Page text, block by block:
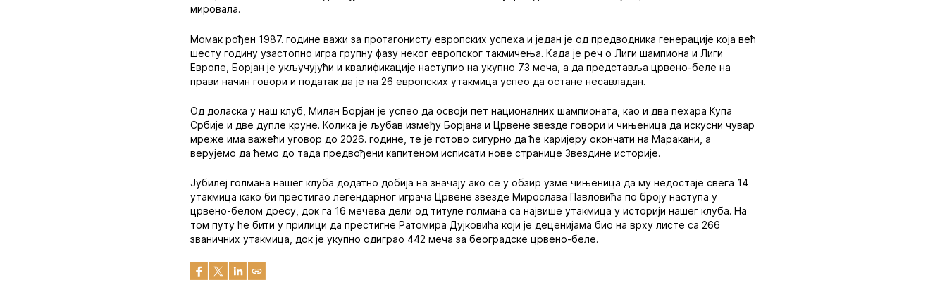
мировала.
Момак рођен 1987. године важи за протагонисту европских успеха и један је од предводника генерације која већ
шесту годину узастопно игра групну фазу неког европског такмичења. Када је реч о Лиги шампиона и Лиги
Европе, Борјан је укључујући и квалификације наступио на укупно 73 меча, а да представља црвено-беле на
прави начин говори и податак да је на 26 европских утакмица успео да остане несавладан.
Од доласка у наш клуб, Милан Борјан је успео да освоји пет националних шампионата, као и два пехара Купа
Србије и две дупле круне. Колика је љубав између Борјана и Црвене звезде говори и чињеница да искусни чувар
мреже има важећи уговор до 2026. године, те је готово сигурно да ће каријеру окончати на Маракани, а
верујемо да ћемо до тада предвођени капитеном исписати нове странице Звездине историје.
Јубилеј голмана нашег клуба додатно добија на значају ако се у обзир узме чињеница да му недостаје свега 14
утакмица како би престигао легендарног играча Црвене звезде Мирослава Павловића по броју наступа у
црвено-белом дресу, док га 16 мечева дели од титуле голмана са највише утакмица у историји нашег клуба. На
том путу ће бити у прилици да престигне Ратомира Дујковића који је деценијама био на врху листе са 266
званичних утакмица, док је укупно одиграо 442 меча за београдске црвено-беле.